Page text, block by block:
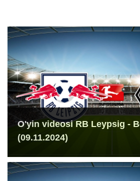
O'yin videosi RB Leypsig -
(09.11.2024)